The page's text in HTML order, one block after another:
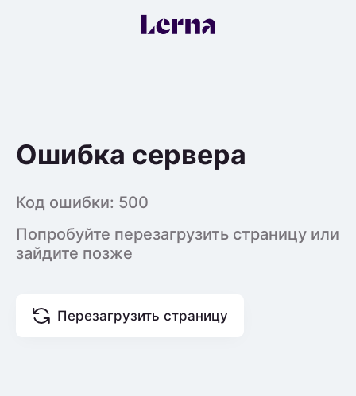
Ошибка сервера
Код ошибки: 500
Попробуйте перезагрузить страницу или
зайдите позже
Перезагрузить страницу